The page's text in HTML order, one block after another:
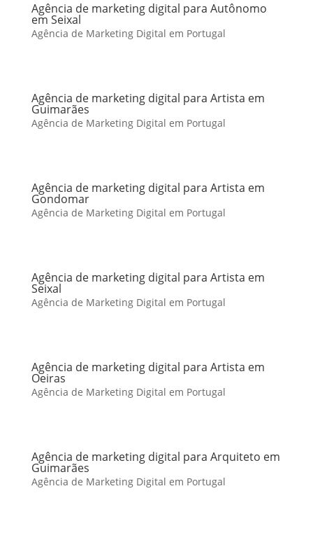
Agência de marketing digital para Autônomo
em Seixal
Agência de Marketing Digital em Portugal
Agência de marketing digital para Artista em
Guimarães
Agência de Marketing Digital em Portugal
Agência de marketing digital para Artista em
Gondomar
Agência de Marketing Digital em Portugal
Agência de marketing digital para Artista em
Seixal
Agência de Marketing Digital em Portugal
Agência de marketing digital para Artista em
Oeiras
Agência de Marketing Digital em Portugal
Agência de marketing digital para Arquiteto em
Guimarães
Agência de Marketing Digital em Portugal